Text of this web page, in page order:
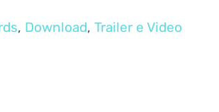
, Download,Trailer e Video